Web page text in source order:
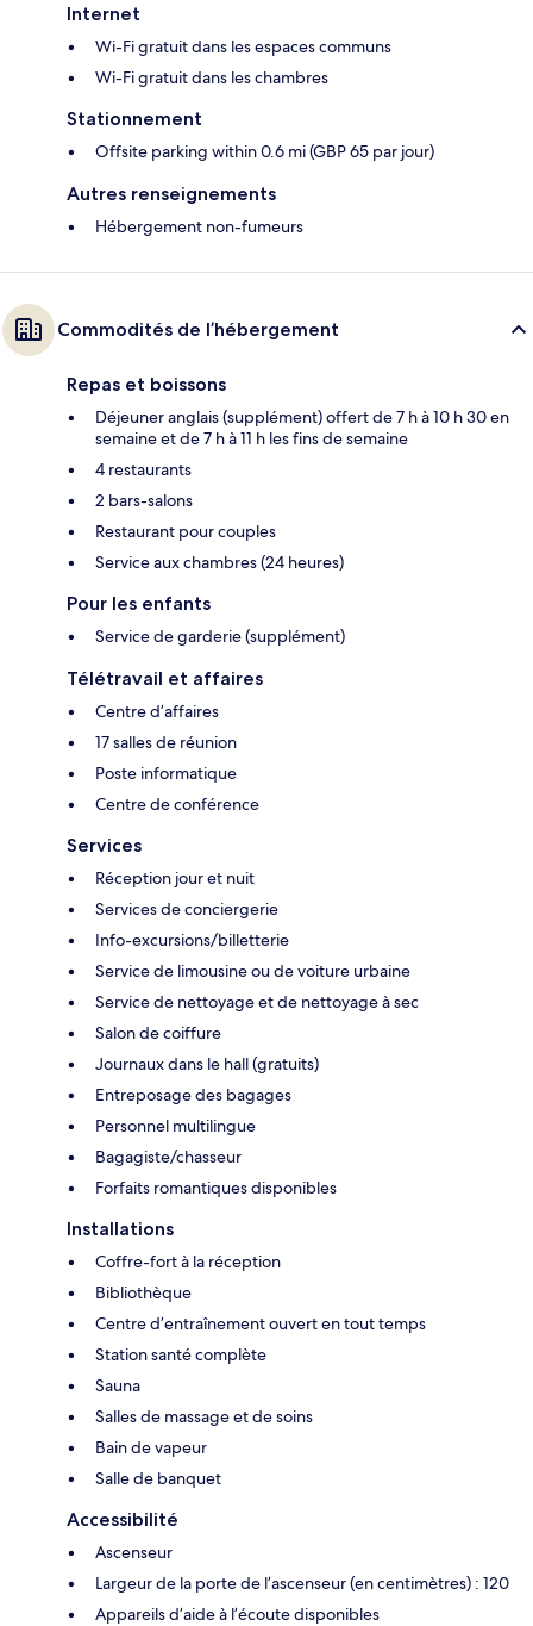
Internet
Wi-Fi gratuit dans les espaces communs
Wi-Fi gratuit dans les chambres
Stationnement
Offsite parking within 0.6 mi (GBP 65 par jour)
Autres renseignements
Hébergement non-fumeurs
Commodités de l’hébergement
Repas et boissons
Déjeuner anglais (supplément) offert de 7 h à 10 h 30 en
semaine et de 7 h à 11 h les fins de semaine
4 restaurants
2 bars-salons
Restaurant pour couples
Service aux chambres (24 heures)
Pour les enfants
Service de garderie (supplément)
Télétravail et affaires
Centre d’affaires
17 salles de réunion
Poste informatique
Centre de conférence
Services
Réception jour et nuit
Services de conciergerie
Info-excursions/billetterie
Service de limousine ou de voiture urbaine
Service de nettoyage et de nettoyage à sec
Salon de coiffure
Journaux dans le hall (gratuits)
Entreposage des bagages
Personnel multilingue
Bagagiste/chasseur
Forfaits romantiques disponibles
Installations
Coffre-fort à la réception
Bibliothèque
Centre d’entraînement ouvert en tout temps
Station santé complète
Sauna
Salles de massage et de soins
Bain de vapeur
Salle de banquet
Accessibilité
Ascenseur
Largeur de la porte de l’ascenseur (en centimètres) : 120
Appareils d’aide à l’écoute disponibles